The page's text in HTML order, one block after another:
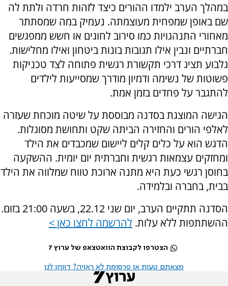
במהלך הערב ילמדו ההורים כיצד לזהות חרדה ולתת לה
שם באופן שמפחית מעוצמתה. נעמיק במה שמסתתר
מאחורי התנהגויות כמו סירוב לחוגים או חשש ממפגשים
חברתיים ונבין אילו תגובות בונות ביטחון ואילו מחלישות.
גלבוע תציג דרכי תקשורת רגשית פתוחה לצד טכניקות
פשוטות של נשימה ודמיון מודרך שמסייעות לילדים
להתגבר על פחדים בזמן אמת.
הגישה המוצגת בסדנה מבוססת על שיטה מוכחת שעזרה
לאלפי הורים והחזירה הביתה שקט ותחושת מסוגלות.
הדגש הוא על כלים קלים ליישום שמכבדים את הילד
ומחזקים עצמאות רגשית וחברתית יום יומית. ההשקעה
בחוסן רגשי כעת היא מתנה ארוכת טווח שמלווה את הילד
בבית, בחברה ובלמידה.
הסדנה תתקיים הערב, יום שני 22.12, בשעה 21:00 בזום.
ההשתתפות ללא עלות. להרשמה לחצו כאן >
הצטרפו לקבוצת הוואטצאפ של ערוץ 7
מצאתם טעות או פרסומת לא ראויה? דווחו לנו